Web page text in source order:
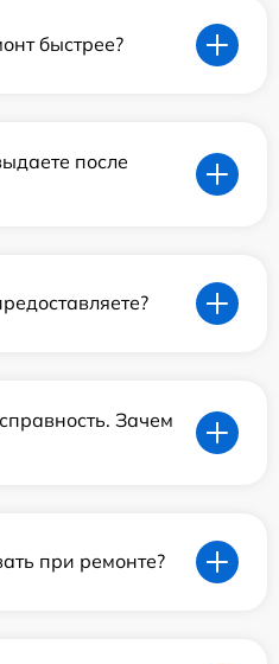
быстрее?
после
Зачем
при ремонте?